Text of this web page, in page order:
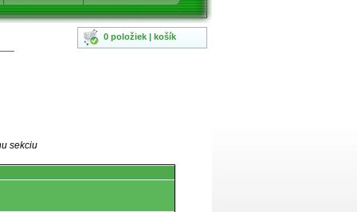
0 položiek | košík
sekciu